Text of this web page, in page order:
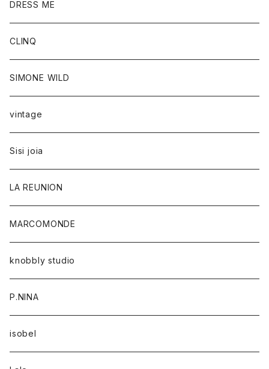
DRESS ME
CLINQ
SIMONE WILD
vintage
Sisi joia
LA REUNION
MARCOMONDE
knobbly studio
P.NINA
isobel